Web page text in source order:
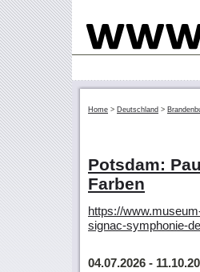
Home > Deutschland >
Potsdam:
Farben
https://
signac-symphonie-
04.07.2026 -